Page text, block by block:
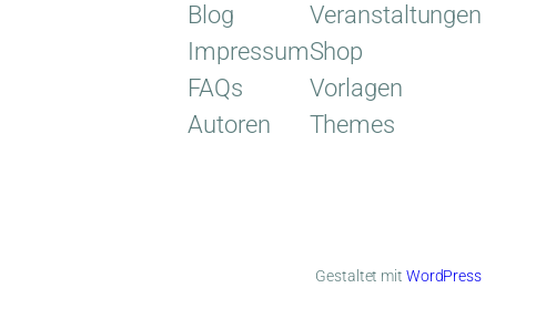
Blog
Impressum
FAQs
Autoren
Veranstaltungen
Shop
Vorlagen
Themes
Gestaltet mit WordPress